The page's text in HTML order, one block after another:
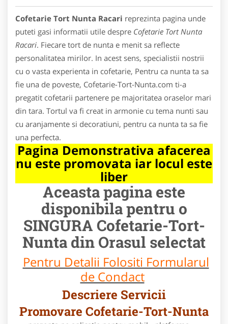
Cofetarie Tort Nunta Racari reprezinta pagina unde
puteti gasi informatii utile despre Cofetarie Tort Nunta
Racari. Fiecare tort de nunta e menit sa reflecte
personalitatea mirilor. In acest sens, specialistii nostrii
cu o vasta experienta in cofetarie, Pentru ca nunta ta sa
fie una de poveste, Cofetarie-Tort-Nunta.com ti-a
pregatit cofetarii partenere pe majoritatea oraselor mari
din tara. Tortul va fi creat in armonie cu tema nunti sau
cu aranjamente si decoratiuni, pentru ca nunta ta sa fie
una perfecta.
Pagina Demonstrativa afacerea
nu este promovata iar locul este
liber
Aceasta pagina este
disponibila pentru o
SINGURA Cofetarie-Tort-
Nunta din Orasul selectat
Pentru Detalii Folositi Formularul
de Condact
Descriere Servicii
Promovare Cofetarie-Tort-Nunta